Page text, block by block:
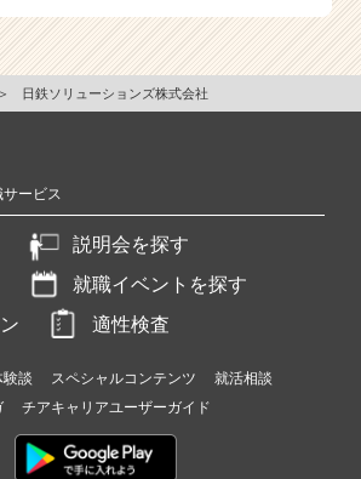
＞ 日鉄ソリューションズ株式会社
サービス
説明会を探す
就職イベントを探す
適性検査
験談 スペシャルコンテンツ
就活相談
チアキャリアユーザーガイド